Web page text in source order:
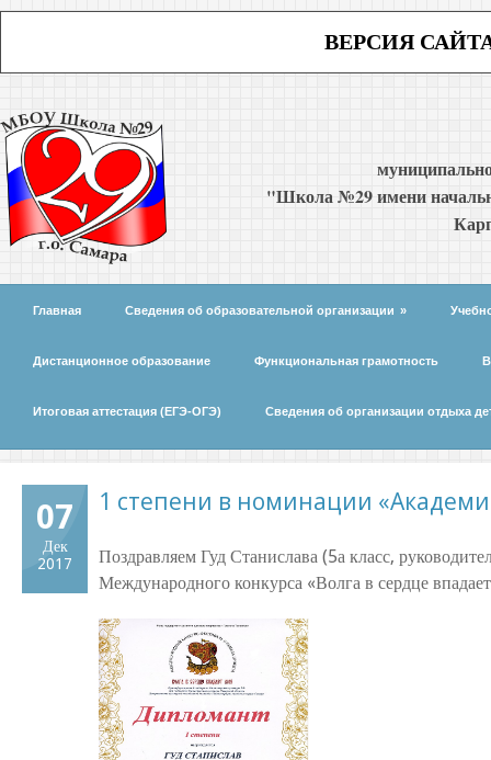
ВЕРСИЯ
"Школа №29 имени
Главная Сведения об образовательной организации »
Дистанционное образование Функциональная грамотность
Итоговая аттестация (ЕГЭ-ОГЭ) Сведения об организации отдыха
07
Дек
2017
1 степени в номинации
Поздравляем Гуд Станислава (5а класс,
Международного конкурса «Волга в сердце